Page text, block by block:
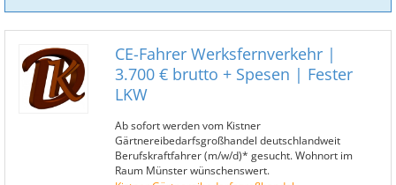
CE-Fahrer Werksfernverkehr |
3.700 € brutto + Spesen | Fester
LKW
Ab sofort werden vom Kistner
Gärtnereibedarfsgroßhandel deutschlandweit
Berufskraftfahrer (m/w/d)* gesucht. Wohnort im
Raum Münster wünschenswert.